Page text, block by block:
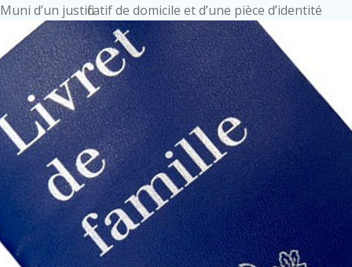
Muni d’un justificatif de domicile et d’une pièce d’identité